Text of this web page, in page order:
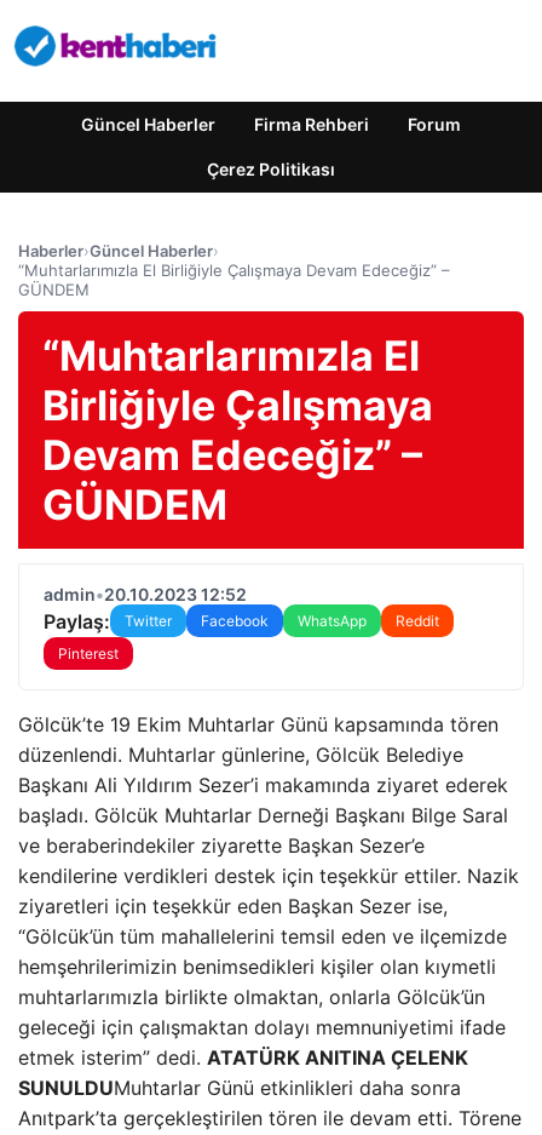
Güncel Haberler Firma Rehberi Forum
Çerez Politikası
Haberler›Güncel Haberler›
“Muhtarlarımızla El Birliğiyle Çalışmaya Devam Edeceğiz” –
GÜNDEM
“Muhtarlarımızla El
Birliğiyle Çalışmaya
Devam Edeceğiz” –
GÜNDEM
admin•20.10.2023 12:52
Paylaş: Twitter Facebook WhatsApp
Reddit
Pinterest
Gölcük’te 19 Ekim Muhtarlar Günü kapsamında tören
düzenlendi. Muhtarlar günlerine, Gölcük Belediye
Başkanı Ali Yıldırım Sezer’i makamında ziyaret ederek
başladı. Gölcük Muhtarlar Derneği Başkanı Bilge Saral
ve beraberindekiler ziyarette Başkan Sezer’e
kendilerine verdikleri destek için teşekkür ettiler. Nazik
ziyaretleri için teşekkür eden Başkan Sezer ise,
“Gölcük’ün tüm mahallelerini temsil eden ve ilçemizde
hemşehrilerimizin benimsedikleri kişiler olan kıymetli
muhtarlarımızla birlikte olmaktan, onlarla Gölcük’ün
geleceği için çalışmaktan dolayı memnuniyetimi ifade
etmek isterim” dedi. ATATÜRK ANITINA ÇELENK
SUNULDUMuhtarlar Günü etkinlikleri daha sonra
Anıtpark’ta gerçekleştirilen tören ile devam etti. Törene